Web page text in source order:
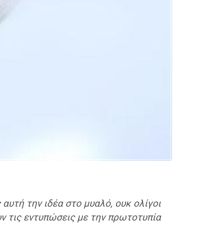
την ιδέα στο μυαλό, ουκ ολίγοι
τις εντυπώσεις με την πρωτοτυπία